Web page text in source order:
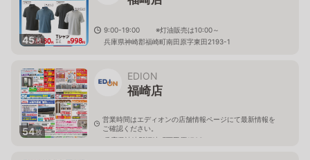
45枚
9:00-19:00 ※灯油販売は10:00～
兵庫県神崎郡福崎町南田原字東田2193-1
54枚
EDION
福崎店
営業時間はエディオンの店舗情報ページにて最新情報を
ご確認ください。
兵庫県神崎郡福崎町西田原1706